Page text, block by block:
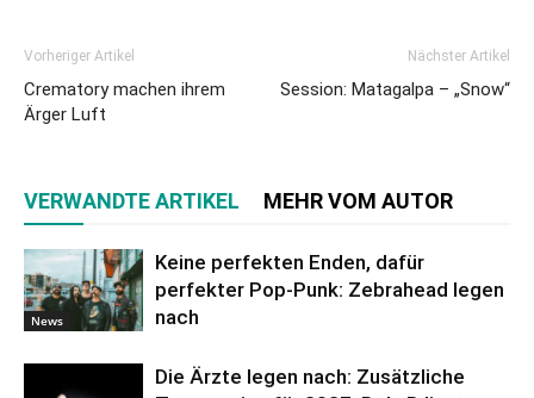
Vorheriger Artikel
Crematory machen ihrem
Ärger Luft
Nächster Artikel
Session: Matagalpa – „Snow“
VERWANDTE ARTIKEL MEHR VOM AUTOR
News
Keine perfekten Enden, dafür
perfekter Pop-Punk: Zebrahead legen
nach
Die Ärzte legen nach: Zusätzliche